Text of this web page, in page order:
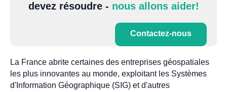
devez résoudre - nous allons aider!
Contactez-nous
La France abrite certaines des entreprises géospatiales
les plus innovantes au monde, exploitant les Systèmes
d'Information Géographique (SIG) et d'autres